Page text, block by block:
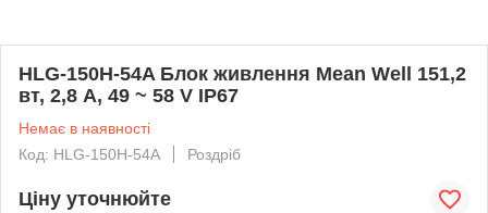
HLG-150H-54A Блок живлення Mean Well 151,2
вт, 2,8 А, 49 ~ 58 V IP67
Немає в наявності
Код: HLG-150H-54A
Роздріб
Ціну уточнюйте